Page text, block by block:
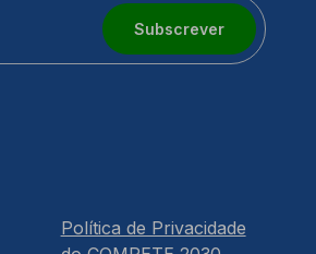
Subscrever
Política de Privacidade